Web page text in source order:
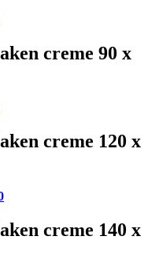
creme 90 x
creme 120 x
creme 140 x